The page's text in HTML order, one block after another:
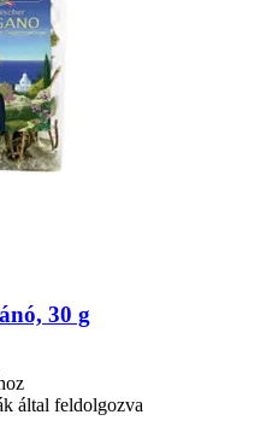
30 g
által feldolgozva